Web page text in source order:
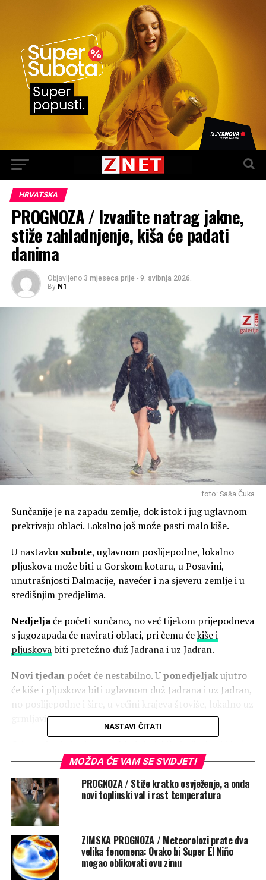
HRVATSKA
PROGNOZA / Izvadite natrag jakne,
stiže zahladnjenje, kiša će padati
danima
Objavljeno 3 mjeseca prije - 9. svibnja 2026.
By N1
foto: Saša Čuka
Sunčanije je na zapadu zemlje, dok istok i jug uglavnom
prekrivaju oblaci. Lokalno još može pasti malo kiše.
U nastavku subote, uglavnom poslijepodne, lokalno
pljuskova može biti u Gorskom kotaru, u Posavini,
unutrašnjosti Dalmacije, navečer i na sjeveru zemlje i u
središnjim predjelima.
Nedjeljaće početi sunčano, no već tijekom prijepodneva
s jugozapada će navirati oblaci, pri čemu ćekiše i
pljuskovabiti pretežno duž Jadrana i uz Jadran.
Novi tjedanpočet će nestabilno. Uponedjeljakujutro
će kiše i pljuskova biti uglavnom duž Jadrana i uz Jadran,
no poslijepodne i šire, u većini krajeva štoviše, lokalno uz
grmljavinu.
česti, lokalno i izraženiji.
Nestabilno vrijeme, kako trenutačno pokazuju
prognostički materijali, zadržat će se barem dokraja
tjedna.
Rate this item: Submit Rating
No votes yet.
NASTAVI ČITATI
MOŽDA ĆE VAM SE SVIDJETI
PROGNOZA / Stiže kratko osvježenje, a onda
novi toplinski val i rast temperatura
ZIMSKA PROGNOZA / Meteorolozi prate dva
velika fenomena: Ovako bi Super El Niño
mogao oblikovati ovu zimu